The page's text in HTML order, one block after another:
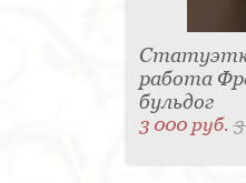
работа
бульдог
3 000 руб.